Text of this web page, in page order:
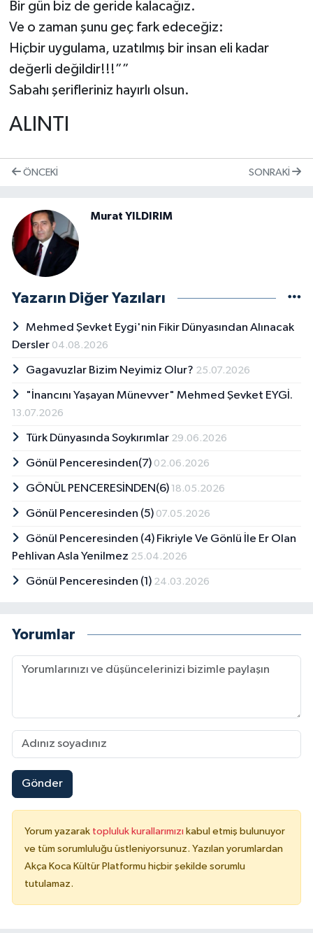
Bir gün biz de geride kalacağız.
Ve o zaman şunu geç fark edeceğiz:
Hiçbir uygulama, uzatılmış bir insan eli kadar
değerli değildir!!!””
Sabahı şerifleriniz hayırlı olsun.
ALINTI
ÖNCEKI SONRAKI
Murat YILDIRIM
Yazarın Diğer Yazıları
Mehmed Şevket Eygi'nin Fikir Dünyasından Alınacak
Dersler 04.08.2026
Gagavuzlar Bizim Neyimiz Olur? 25.07.2026
"İnancını Yaşayan Münevver" Mehmed Şevket EYGİ.
13.07.2026
Türk Dünyasında Soykırımlar 29.06.2026
Gönül Penceresinden(7) 02.06.2026
GÖNÜL PENCERESİNDEN(6) 18.05.2026
Gönül Penceresinden (5) 07.05.2026
Gönül Penceresinden (4) Fikriyle Ve Gönlü İle Er Olan
Pehlivan Asla Yenilmez 25.04.2026
Gönül Penceresinden (1) 24.03.2026
Yorumlar
Gönder
Yorum yazarak topluluk kurallarımızı kabul etmiş bulunuyor
ve tüm sorumluluğu üstleniyorsunuz. Yazılan yorumlardan
Akça Koca Kültür Platformu hiçbir şekilde sorumlu
tutulamaz.